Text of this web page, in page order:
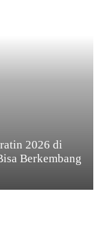
2026 di
Berkembang